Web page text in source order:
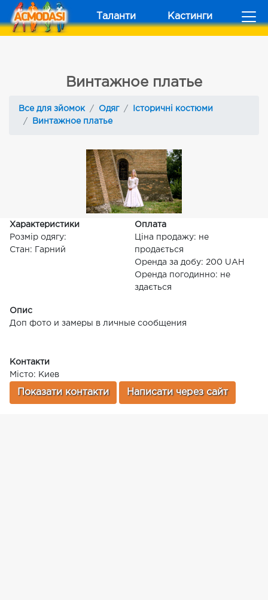
Таланти Кастинги
Винтажное платье
Все для зйомок Одяг
Історичні костюми
Винтажное платье
Характеристики
Розмір одягу:
Стан: Гарний
Оплата
Ціна продажу: не
продається
Оренда за добу: 200 UAH
Оренда погодинно: не
здається
Опис
Доп фото и замеры в личные сообщения
Контакти
Місто: Киев
Показати контакти Написати через сайт